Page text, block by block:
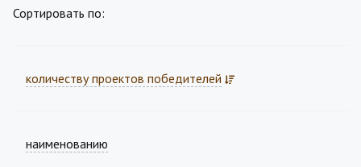
Сортировать по:
количеству проектов победителей
наименованию